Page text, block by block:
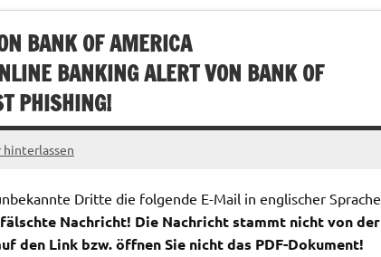
BANK OF AMERICA
BANKING ALERT VON BANK OF
PHISHING!
Dritte die folgende E-Mail in englischer Sprache
Nachricht! Die Nachricht stammt nicht von der
den Link bzw. öffnen Sie nicht das PDF-Dokument!